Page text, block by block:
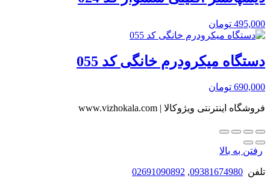
495,000 تومان
دستگاه میکرودرم خانگی کد 055
690,000 تومان
فروشگاه اینترنتی ویژوکالا | www.vizhokala.com
رفتن به بالا
تلفن 09381674980
,
02691090892